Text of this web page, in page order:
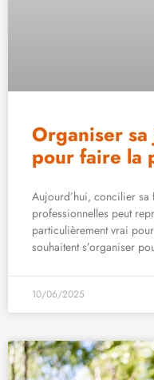
Organiser
pour faire la
Aujourd’hui, concilier
professionnelles peut
particulièrement vrai
souhaitent s’organiser
10/06/2025